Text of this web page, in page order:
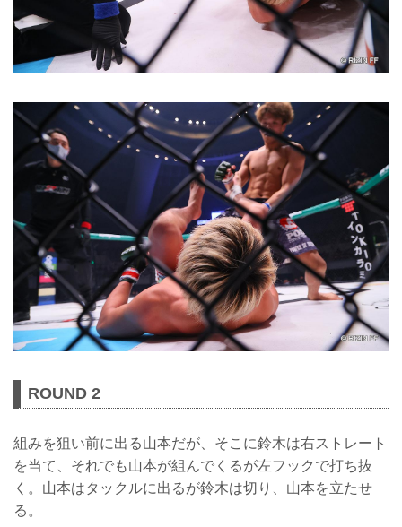
ROUND 2
組みを狙い前に出る山本だが、そこに鈴木は右ストレート
を当て、それでも山本が組んでくるが左フックで打ち抜
く。山本はタックルに出るが鈴木は切り、山本を立たせ
る。